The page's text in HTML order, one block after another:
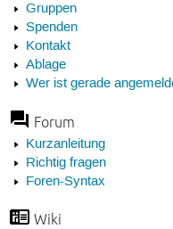
Gruppen
Spenden
Kontakt
Ablage
Wer ist gerade
Forum
Kurzanleitung
Richtig fragen
Foren-Syntax
Wiki